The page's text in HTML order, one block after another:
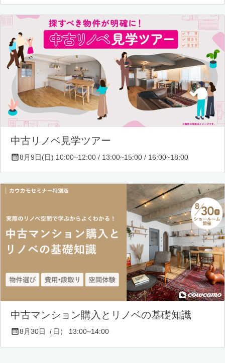
中古リノベ見学ツアー
8月9日(日) 10:00~12:00 / 13:00~15:00 / 16:00~18:00
中古マンション購入とリノベの基礎知識
8月30日（日） 13:00~14:00